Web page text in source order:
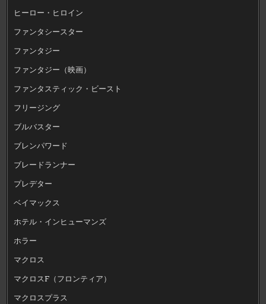
ヒーロー・ヒロイン
ファンタシースター
ファンタジー
ファンタジー（映画）
ファンタスティック・ビースト
フリージング
ブルバスター
ブレンパワード
ブレードランナー
プレデター
ベイマックス
ホテル・インヒューマンズ
ホラー
マクロス
マクロスF（フロンティア）
マクロスプラス